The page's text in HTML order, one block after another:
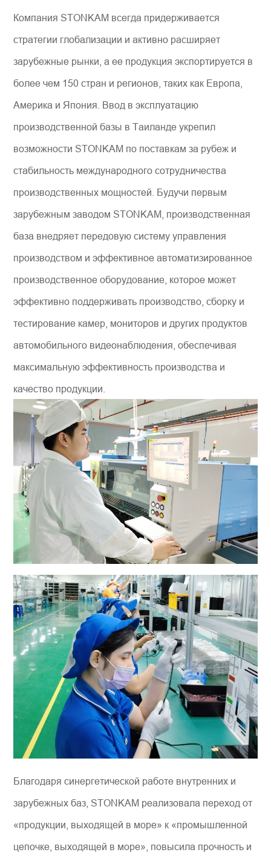
Компания STONKAM всегда придерживается
стратегии глобализации и активно расширяет
зарубежные рынки, а ее продукция экспортируется в
более чем 150 стран и регионов, таких как Европа,
Америка и Япония. Ввод в эксплуатацию
производственной базы в Таиланде укрепил
возможности STONKAM по поставкам за рубеж и
стабильность международного сотрудничества
производственных мощностей. Будучи первым
зарубежным заводом STONKAM, производственная
база внедряет передовую систему управления
производством и эффективное автоматизированное
производственное оборудование, которое может
эффективно поддерживать производство, сборку и
тестирование камер, мониторов и других продуктов
автомобильного видеонаблюдения, обеспечивая
максимальную эффективность производства и
качество продукции.
Благодаря синергетической работе внутренних и
зарубежных баз, STONKAM реализовала переход от
«продукции, выходящей в море» к «промышленной
цепочке, выходящей в море», повысила прочность и